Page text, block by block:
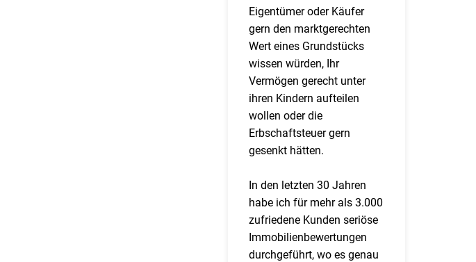
Eigentümer oder Käufer
gern den marktgerechten
Wert eines Grundstücks
wissen würden, Ihr
Vermögen gerecht unter
ihren Kindern aufteilen
wollen oder die
Erbschaftsteuer gern
gesenkt hätten.
In den letzten 30 Jahren
habe ich für mehr als 3.000
zufriedene Kunden seriöse
Immobilienbewertungen
durchgeführt, wo es genau